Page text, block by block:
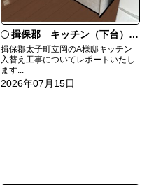
揖保郡 キッチン（下台）交換
揖保郡太子町立岡のA様邸キッチン
入替え工事についてレポートいたし
ます...
2026年07月15日